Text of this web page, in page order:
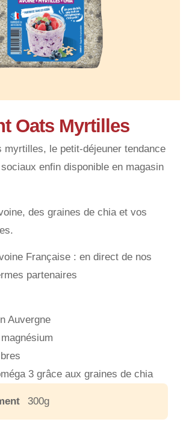
Oats Myrtilles
myrtilles, le petit-déjeuner tendance
enfin disponible en magasin
des graines de chia et vos
Française : en direct de nos
partenaires
Auvergne
3 grâce aux graines de chia
300g